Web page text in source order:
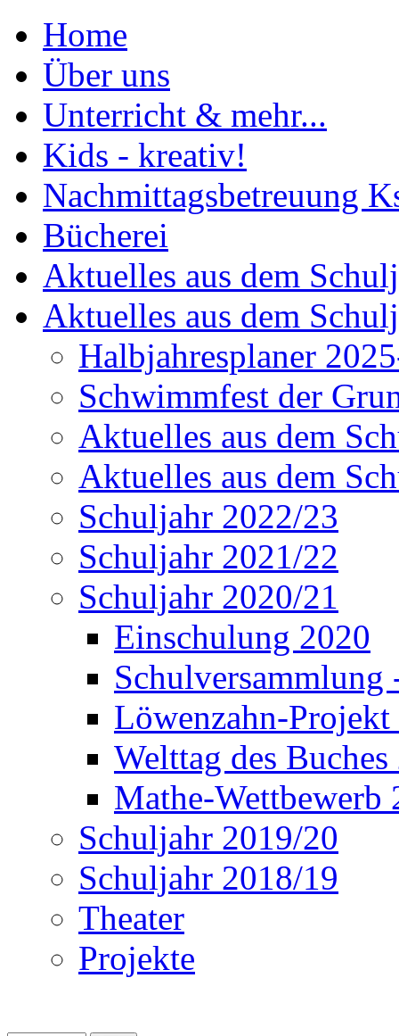
Home
Über uns
Unterricht & mehr...
Kids - kreativ!
Nachmittagsbetreuung
Bücherei
Aktuelles aus dem
Aktuelles aus dem
Halbjahresplaner
Schwimmfest der
Aktuelles aus dem
Aktuelles aus dem
Schuljahr 2022/23
Schuljahr 2021/22
Schuljahr 2020/21
Einschulung 2020
Schulversammlung
Löwenzahn-
Welttag des
Mathe-Wettbewerb
Schuljahr 2019/20
Schuljahr 2018/19
Theater
Projekte